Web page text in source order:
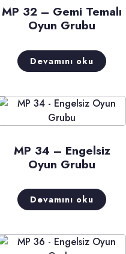
MP 32 – Gemi Temalı
Oyun Grubu
Devamını oku
MP 34 – Engelsiz
Oyun Grubu
Devamını oku